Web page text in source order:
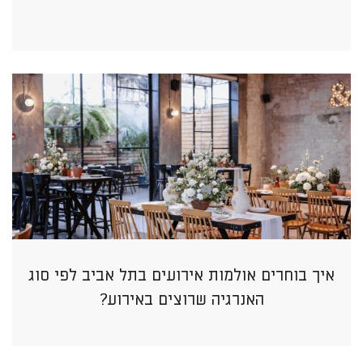
איך בוחרים אולמות אירועים בתל אביב לפי סוג
האנרגיה שרוצים באירוע?